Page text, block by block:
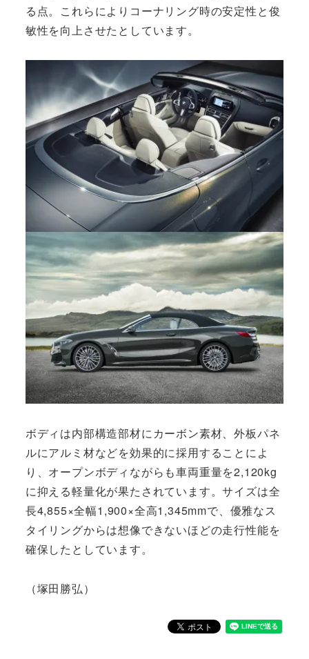
る点。これらによりコーナリング時の安定性と俊
敏性を向上させたとしています。
ボディは内部構造部材にカーボン素材、外板パネ
ルにアルミ材などを効果的に採用することによ
り、オープンボディながらも車両重量を2,120kg
に抑える軽量化が果たされています。サイズは全
長4,855×全幅1,900×全高1,345mmで、優雅なス
タイリングからは想像できないほどの走行性能を
確保したとしています。
（塚田勝弘）